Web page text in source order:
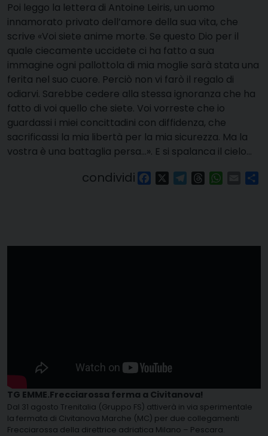
Poi leggo la lettera di Antoine Leiris, un uomo
innamorato privato dell’amore della sua vita, che
scrive «Voi siete anime morte. Se questo Dio per il
quale ciecamente uccidete ci ha fatto a sua
immagine ogni pallottola di mia moglie sarà stata una
ferita nel suo cuore. Perciò non vi farò il regalo di
odiarvi. Sarebbe cedere alla stessa ignoranza che ha
fatto di voi quello che siete. Voi vorreste che io
guardassi i miei concittadini con diffidenza, che
sacrificassi la mia libertà per la mia sicurezza. Ma la
vostra è una battaglia persa…». E si spalanca il cielo…
condividi FacebookTelegram
Threads Email
TG EMME.Frecciarossa ferma a Civitanova!
Dal 31 agosto Trenitalia (Gruppo FS) attiverà in via sperimentale
la fermata di Civitanova Marche (MC) per due collegamenti
Frecciarossa della direttrice adriatica Milano – Pescara.